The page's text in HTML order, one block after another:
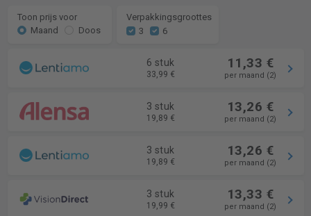
Toon prijs voor
Maand
Doos
Verpakkingsgroottes
3
6
6 stuk
33,99 €
11,33 €
per maand (2)
3 stuk
19,89 €
13,26 €
per maand (2)
3 stuk
19,89 €
13,26 €
per maand (2)
3 stuk
19,99 €
13,33 €
per maand (2)